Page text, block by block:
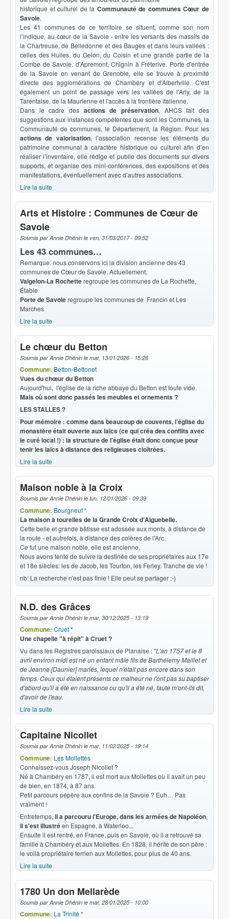
historique et culturel de la Communauté de communes Cœur de
Savoie.
Les 41 communes de ce territoire se situent, comme son nom
l’indique, au cœur de la Savoie - entre les versants des massifs de
la Chartreuse, de Belledonne et des Bauges et dans leurs vallées :
celles des Huiles, du Gelon, du Coisin et une grande partie de la
Combe de Savoie, d'Apremont, Chignin à Fréterive. Porte d'entrée
de la Savoie en venant de Grenoble, elle se trouve à proximité
directe des agglomérations de Chambéry et d'Albertville. C'est
également un point de passage vers les vallées de l'Arly, de la
Tarentaise, de la Maurienne et l'accès à la frontière italienne.
Dans le cadre des actions de préservation, AHCS fait des
suggestions aux instances compétentes que sont les Communes, la
Communauté de communes, le Département, la Région. Pour les
actions de valorisation, l’association recense les éléments du
patrimoine communal à caractère historique ou culturel afin d’en
réaliser l’inventaire, elle rédige et publie des documents sur divers
supports, et organise des mini-conférences, des expositions et des
manifestations, éventuellement avec d’autres associations.
Lire la suite
Arts et Histoire : Communes de Cœur de
Savoie
Soumis parAnnie Dhénin le ven, 31/03/2017 - 09:52
Les 43 communes…
Remarque: nous conservons ici la division ancienne des 43
communes de Cœur de Savoie. Actuellement,
Valgelon-La Rochetteregroupe les communes de La Rochette,
Étable
Porte de Savoieregroupe les communes de Francin et Les
Marches
Lire la suite
Le chœur du Betton
Soumis parAnnie Dhénin le mar, 13/01/2026 - 15:26
Commune: Betton-Bettonet
Vues du chœur du Betton
Aujourd'hui, l'église de la riche abbaye du Betton est toute vide.
Mais où sont donc passés les meubles et ornements ?
LES STALLES ?
Pour mémoire : comme dans beaucoup de couvents, l’église du
monastère était ouverte aux laïcs (ce qui créa des conflits avec
le curé local !) : la structure de l’église était donc conçue pour
tenir les laïcs à distance des religieuses cloîtrées.
Lire la suite
Maison noble à la Croix
Soumis parAnnie Dhénin le lun, 12/01/2026 - 09:39
Commune: Bourgneuf *
La maison à tourelles de la Grande Croix d'Aiguebelle.
Cette belle et grande bâtisse est adossée aux monts, à distance de
la route - et autrefois, à distance des colères de l'Arc.
Ce fut une maison noble, elle est ancienne.
Nous avons tenté de suivre la destinée de ses propriétaires aux 17e
et 18e siècles: les de Jacob, les Tourton, les Ferley. Tranche de vie !
nb: La recherche n'est pas finie ! Elle peut se partager :-)
N.D. des Grâces
Soumis parAnnie Dhénin le mar, 30/12/2025 - 13:19
Commune: Cruet *
Une chapelle "à répit" à Cruet ?
Vu dans les Registres paroissiaux de Planaise : "L'an 1757 et le 8
avril environ midi est né un enfant mâle fils de Barthélemy Maillet et
de Jeanne [Daunier] mariés, lequel n'était pas encore dans son
temps. Ceux qui étaient présents ce malheur ne l'ont pas su baptiser
d'abord qu'il a été en naissance ou qu'il a été né, faute m'ont-ils dit,
d'avoir de l'eau.
Lire la suite
Capitaine Nicollet
Soumis parAnnie Dhénin le mar, 11/02/2025 - 19:14
Commune: Les Mollettes
Connaissez-vous Joseph Nicollet ?
Né à Chambéry en 1787, il est mort aux Mollettes où il avait un peu
de bien, en 1874, à 87 ans.
Petit parcours pépère aux confins de la Savoie ? Euh… Pas
vraiment !
Entretemps, il a parcouru l'Europe, dans les armées de Napoléon,
il s'est illustréen Espagne, à Waterloo...
Ensuite il est rentré, en France, puis en Savoie, où il a retrouvé sa
famille à Chambéry et aux Mollettes. En 1828, il hérite de son père :
le voilà propriétaire terrien aux Mollettes, pour plus de 40 ans.
Lire la suite
1780 Un don Mellarède
Soumis parAnnie Dhénin le mar, 28/01/2025 - 10:00
Commune: La Trinité *